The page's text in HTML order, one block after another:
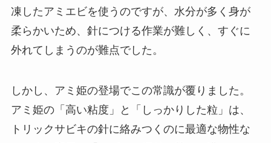
凍したアミエビを使うのですが、水分が多く身が
柔らかいため、針につける作業が難しく、すぐに
外れてしまうのが難点でした。
しかし、アミ姫の登場でこの常識が覆りました。
アミ姫の「高い粘度」と「しっかりした粒」は、
トリックサビキの針に絡みつくのに最適な物性な